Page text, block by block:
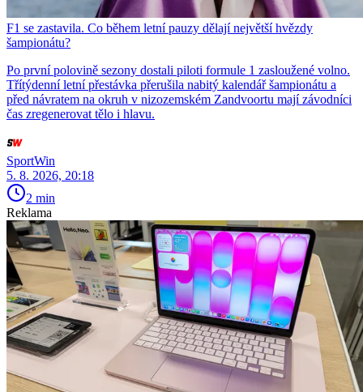
F1 se zastavila. Co během letní pauzy dělají největší hvězdy
šampionátu?
Po první polovině sezony dostali piloti formule 1 zasloužené volno.
Třítýdenní letní přestávka přerušila nabitý kalendář šampionátu a
před návratem na okruh v nizozemském Zandvoortu mají závodníci
čas zregenerovat tělo i hlavu.
SportWin
5. 8. 2026, 20:18
2 min
Reklama